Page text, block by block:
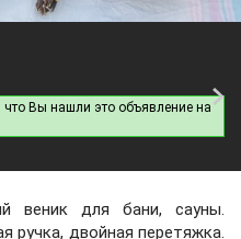
что Вы нашли это объявление на
веник для бани, сауны.
ручка, двойная перетяжка.